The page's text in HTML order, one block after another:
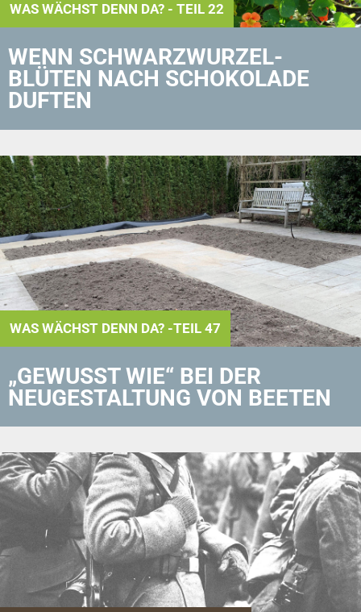
WAS WÄCHST DENN DA? - TEIL 22
WENN SCHWARZ­WURZEL­
BLÜTEN NACH SCHOKOLADE
DUFTEN
WAS WÄCHST DENN DA? -TEIL 47
„GEWUSST WIE“ BEI DER
NEUGESTALTUNG VON BEETEN